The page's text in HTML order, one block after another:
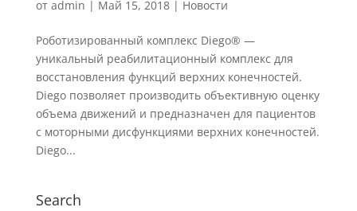
от admin | Май 15, 2018| Новости
Роботизированный комплекс Diego® —
уникальный реабилитационный комплекс для
восстановления функций верхних конечностей.
Diego позволяет производить объективную оценку
объема движений и предназначен для пациентов
с моторными дисфункциями верхних конечностей.
Diego...
Search